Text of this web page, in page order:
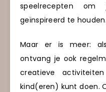
speelrecepten
geïnspireerd te houden.
Maar er is meer:
ontvang je ook
creatieve
kind(eren) kunt doen.